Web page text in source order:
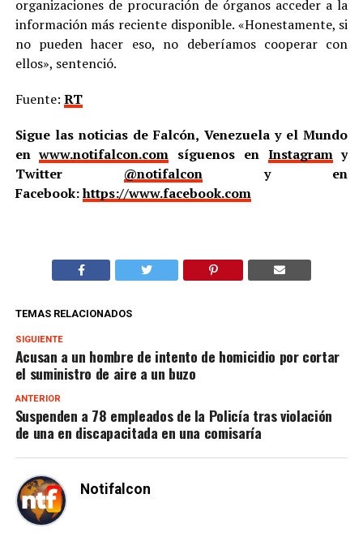
organizaciones de procuración de órganos acceder a la
información más reciente disponible. «Honestamente, si
no pueden hacer eso, no deberíamos cooperar con
ellos», sentenció.
Fuente: RT
Sigue las noticias de Falcón, Venezuela y el Mundo
enwww.notifalcon.com síguenos en Instagramy
Twitter @notifalcony en
Facebook:https://www.facebook.com
TEMAS RELACIONADOS
SIGUIENTE
Acusan a un hombre de intento de homicidio por cortar
el suministro de aire a un buzo
ANTERIOR
Suspenden a 78 empleados de la Policía tras violación
de una en discapacitada en una comisaría
Notifalcon